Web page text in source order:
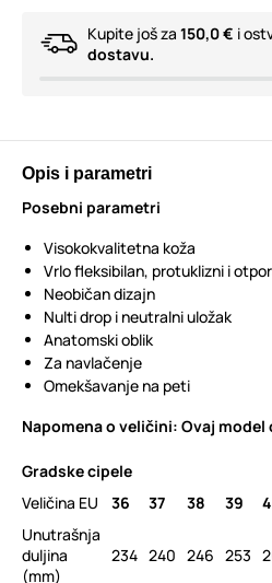
Kupite još za 150,0 € i
dostavu.
Opis i parametri
Posebni parametri
Visokokvalitetna koža
Vrlo fleksibilan, protuklizni i
Neobičan dizajn
Nulti drop i neutralni uložak
Anatomski oblik
Za navlačenje
Omekšavanje na peti
Napomena o veličini: Ovaj
Gradske cipele
Veličina EU
36 37 38 39
Unutrašnja
duljina
(mm)
234 240 246 253